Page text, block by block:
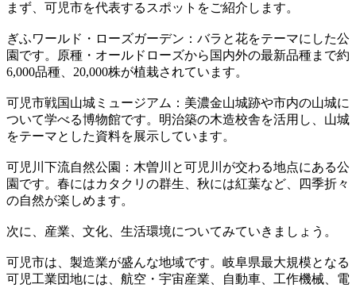
まず、可児市を代表するスポットをご紹介します。
ぎふワールド・ローズガーデン：バラと花をテーマにした公
園です。原種・オールドローズから国内外の最新品種まで約
6,000品種、20,000株が植栽されています。
可児市戦国山城ミュージアム：美濃金山城跡や市内の山城に
ついて学べる博物館です。明治築の木造校舎を活用し、山城
をテーマとした資料を展示しています。
可児川下流自然公園：木曽川と可児川が交わる地点にある公
園です。春にはカタクリの群生、秋には紅葉など、四季折々
の自然が楽しめます。
次に、産業、文化、生活環境についてみていきましょう。
可児市は、製造業が盛んな地域です。岐阜県最大規模となる
可児工業団地には、航空・宇宙産業、自動車、工作機械、電